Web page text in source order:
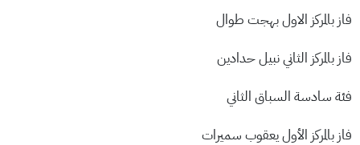
فاز بالمركز الاول بهجت طوال
فاز بالمركز الثاني نبيل حدادين
فئة سادسة السباق الثاني
فاز بالمركز الأول يعقوب سميرات